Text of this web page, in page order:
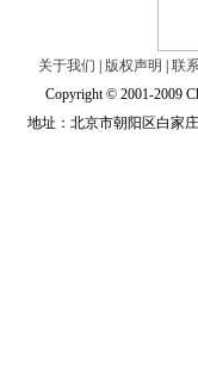
关于我们 版权声明
联
Copyright © 2001-2009
地址：北京市朝阳区白家